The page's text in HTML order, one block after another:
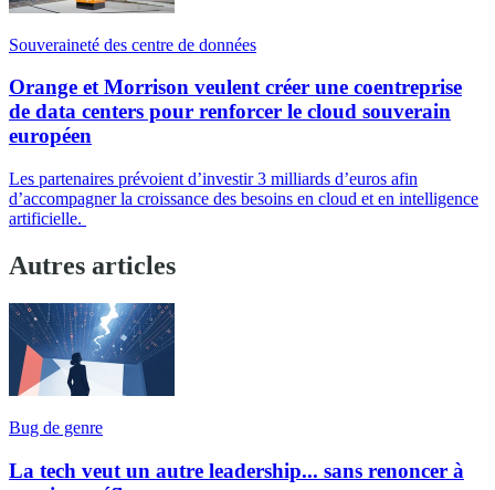
Souveraineté des centre de données
Orange et Morrison veulent créer une coentreprise
de data centers pour renforcer le cloud souverain
européen
Les partenaires prévoient d’investir 3 milliards d’euros afin
d’accompagner la croissance des besoins en cloud et en intelligence
artificielle.
Autres articles
Bug de genre
La tech veut un autre leadership... sans renoncer à